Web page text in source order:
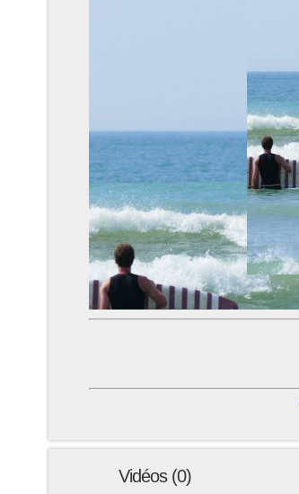
Vidéos (0)